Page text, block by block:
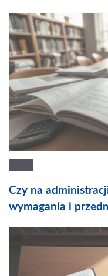
Czy na
wymagania i